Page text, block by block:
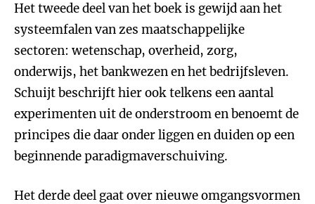
Het tweede deel van het boek is gewijd aan het
systeemfalen van zes maatschappelijke
sectoren: wetenschap, overheid, zorg,
onderwijs, het bankwezen en het bedrijfsleven.
Schuijt beschrijft hier ook telkens een aantal
experimenten uit de onderstroom en benoemt de
principes die daar onder liggen en duiden op een
beginnende paradigmaverschuiving.
Het derde deel gaat over nieuwe omgangsvormen